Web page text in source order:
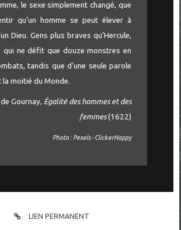
le sexe simplement changé, que
qu’un homme se peut élever à
Dieu. Gens plus braves qu’Hercule,
qui ne défit que douze monstres en
tandis que d’une seule parole
moitié du Monde.
Gournay, Égalité des hommes et des
femmes(1622)
Photo : Pexels - ClickerHappy
LIEN PERMANENT